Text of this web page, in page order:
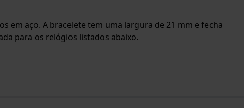
em aço. A bracelete tem uma largura de 21 mm e fecha
para os relógios listados abaixo.